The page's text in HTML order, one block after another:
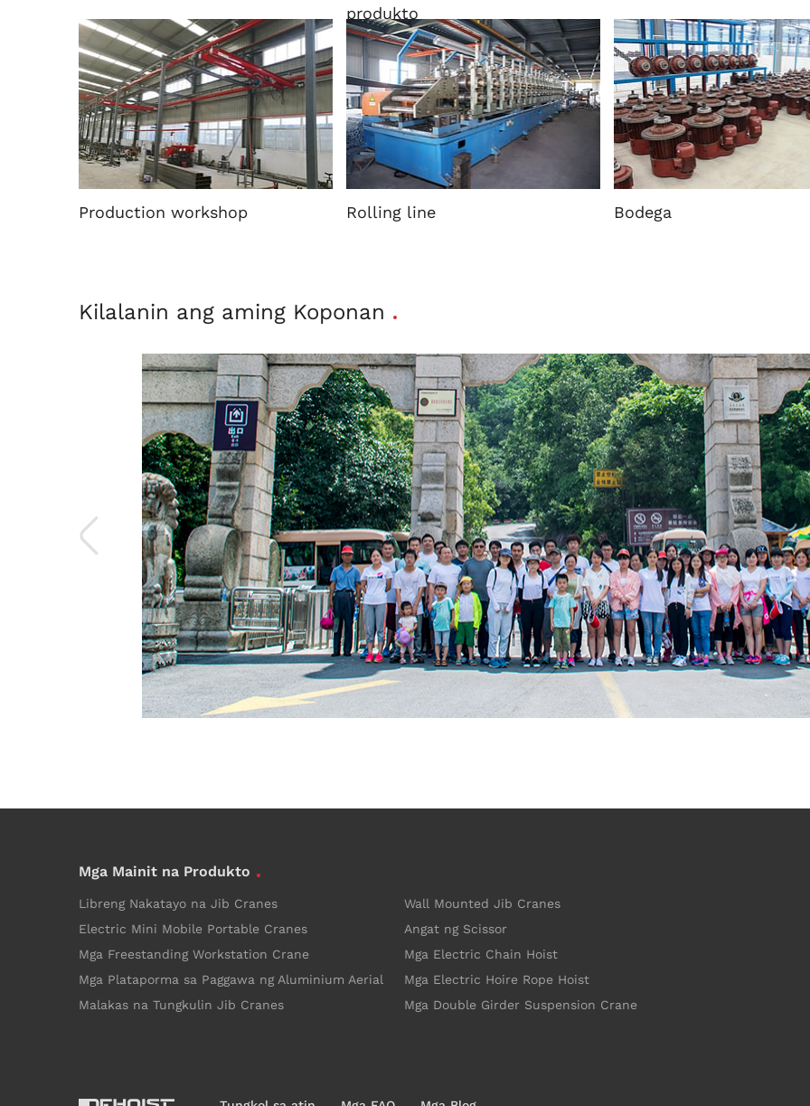
produkto
Production workshop Rolling line Bodega
Kilalanin ang aming Koponan
Mga Mainit na Produkto
Libreng Nakatayo na Jib Cranes
Wall Mounted Jib Cranes
Electric Mini Mobile Portable Cranes
Angat ng Scissor
Mga Freestanding Workstation Crane
Mga Electric Chain Hoist
Mga Plataporma sa Paggawa ng Aluminium Aerial
Mga Electric Hoire Rope Hoist
Malakas na Tungkulin Jib Cranes
Mga Double Girder Suspension Crane